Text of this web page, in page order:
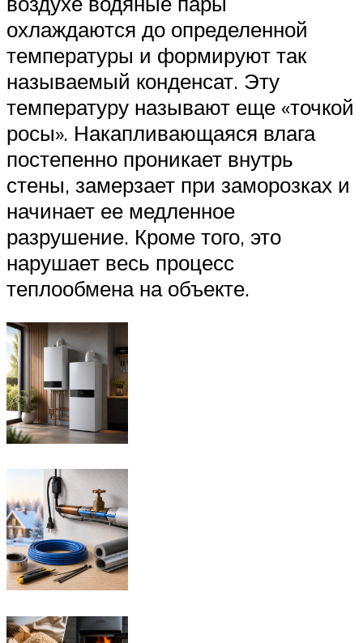
охлаждаются до определенной
температуры и формируют так
называемый конденсат. Эту
температуру называют еще «точкой
росы». Накапливающаяся влага
постепенно проникает внутрь
стены, замерзает при заморозках и
начинает ее медленное
разрушение. Кроме того, это
нарушает весь процесс
теплообмена на объекте.